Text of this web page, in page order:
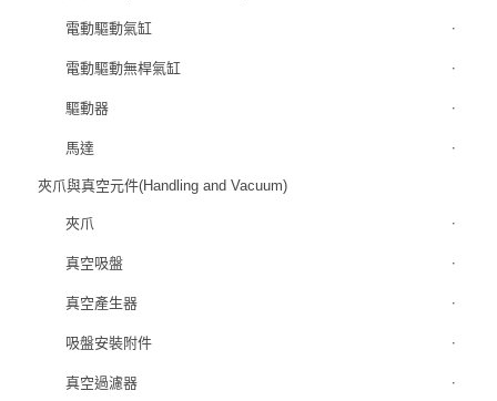
電動驅動氣缸
電動驅動無桿氣缸
驅動器
馬達
夾爪與真空元件(Handling and Vacuum)
夾爪
真空吸盤
真空產生器
吸盤安裝附件
真空過濾器